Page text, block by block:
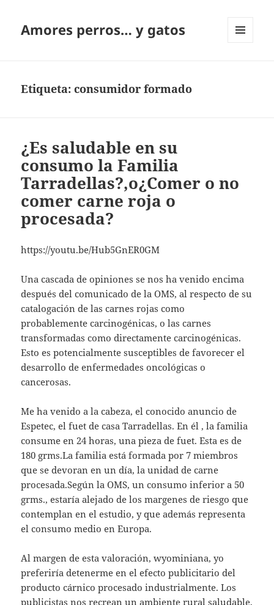
Amores perros… y gatos
Etiqueta:consumidor formado
¿Es saludable en su
consumo la Familia
Tarradellas?,o¿Comer o no
comer carne roja o
procesada?
https://youtu.be/Hub5GnER0GM
Una cascada de opiniones se nos ha venido encima
después del comunicado de la OMS, al respecto de su
catalogación de las carnes rojas como
probablemente carcinogénicas, o las carnes
transformadas como directamente carcinogénicas.
Esto es potencialmente susceptibles de favorecer el
desarrollo de enfermedades oncológicas o
cancerosas.
Me ha venido a la cabeza, el conocido anuncio de
Espetec, el fuet de casa Tarradellas. En él , la familia
consume en 24 horas, una pieza de fuet. Esta es de
180 grms.La familia está formada por 7 miembros
que se devoran en un día, la unidad de carne
procesada.Según la OMS, un consumo inferior a 50
grms., estaría alejado de los margenes de riesgo que
contemplan en el estudio, y que además representa
el consumo medio en Europa.
Al margen de esta valoración, wyominiana, yo
preferiría detenerme en el efecto publicitario del
producto cárnico procesado industrialmente. Los
publicistas nos recrean un ambiente rural saludable,